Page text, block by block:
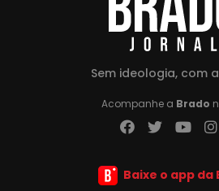
Sem ideologia, com
Acompanhe a Brado
Baixe o app da